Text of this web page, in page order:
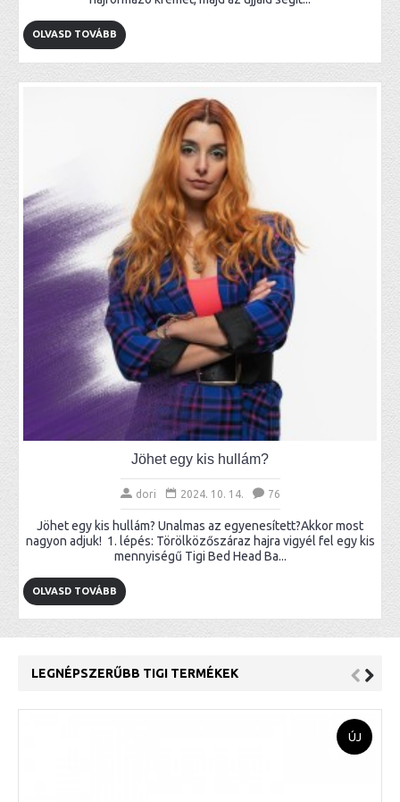
OLVASD TOVÁBB
Jöhet egy kis hullám?
dori 2024. 10. 14. 76
Jöhet egy kis hullám? Unalmas az egyenesített?Akkor most
nagyon adjuk! 1. lépés: Törölközőszáraz hajra vigyél fel egy kis
mennyiségű Tigi Bed Head Ba...
OLVASD TOVÁBB
LEGNÉPSZERŰBB TIGI TERMÉKEK
ÚJ